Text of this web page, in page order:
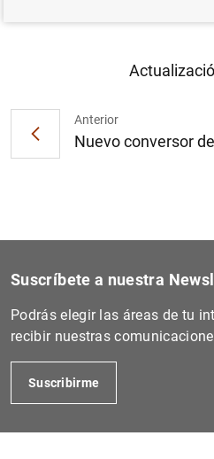
Anterior
Nuevo conversor
Suscríbete a nuestra
Podrás elegir las áreas de tu
recibir nuestras
Suscribirme